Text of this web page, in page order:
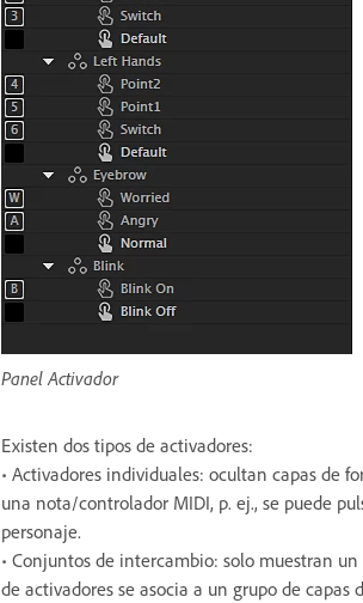
Panel Activador
Existen dos tipos de activadores:
• Activadores individuales: ocultan capas de
una nota/controlador MIDI, p. ej., se puede
personaje.
• Conjuntos de intercambio: solo muestran
de activadores se asocia a un grupo de